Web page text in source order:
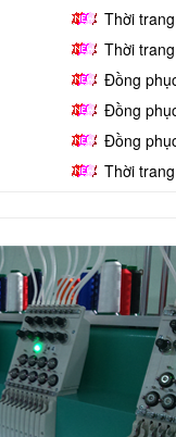
Thời
Thời
Đồng
Đồng
Đồng
Thời